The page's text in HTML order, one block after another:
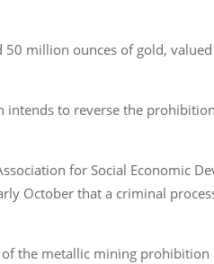
million ounces of gold,
to reverse the
for Social Economic
October that a criminal
the metallic mining